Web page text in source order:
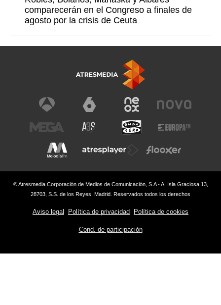
comparecerán en el Congreso a finales de
agosto por la crisis de Ceuta
© Atresmedia Corporación de Medios de Comunicación, S.A - A. Isla Graciosa 13,
28703, S.S. de los Reyes, Madrid. Reservados todos los derechos
Aviso legal Política de privacidad Política de cookies
Cond. de participación